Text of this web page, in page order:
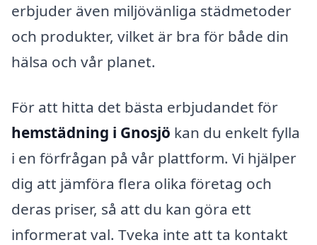
erbjuder även miljövänliga städmetoder
och produkter, vilket är bra för både din
hälsa och vår planet.
För att hitta det bästa erbjudandet för
hemstädning i Gnosjö kan du enkelt fylla
i en förfrågan på vår plattform. Vi hjälper
dig att jämföra flera olika företag och
deras priser, så att du kan göra ett
informerat val. Tveka inte att ta kontakt